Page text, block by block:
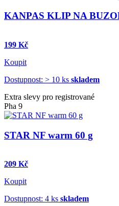
KANPAS KLIP NA
199 Kč
Koupit
Dostupnost: > 10 ks skladem
Extra slevy pro registrované
Pha 9
STAR NF warm 60 g
209 Kč
Koupit
Dostupnost: 4 ks skladem